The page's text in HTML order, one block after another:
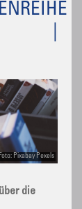
Pixabay Pexels
die